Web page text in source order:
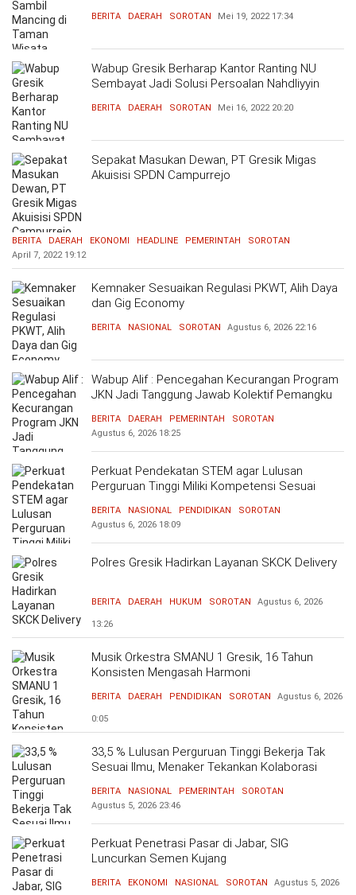
BERITA DAERAH SOROTAN Mei 19, 2022 17:34
Wabup Gresik Berharap Kantor Ranting NU
Sembayat Jadi Solusi Persoalan Nahdliyyin
BERITA DAERAH SOROTAN Mei 16, 2022 20:20
Sepakat Masukan Dewan, PT Gresik Migas
Akuisisi SPDN Campurrejo
BERITA DAERAH EKONOMI HEADLINE PEMERINTAH
SOROTAN
April 7, 2022 19:12
Kemnaker Sesuaikan Regulasi PKWT, Alih Daya
dan Gig Economy
BERITA NASIONAL SOROTAN Agustus 6, 2026 22:16
Wabup Alif : Pencegahan Kecurangan Program
JKN Jadi Tanggung Jawab Kolektif Pemangku
BERITA DAERAH PEMERINTAH
SOROTAN
Agustus 6, 2026 18:25
Perkuat Pendekatan STEM agar Lulusan
Perguruan Tinggi Miliki Kompetensi Sesuai
BERITA NASIONAL PENDIDIKAN
SOROTAN
Agustus 6, 2026 18:09
Polres Gresik Hadirkan Layanan SKCK Delivery
BERITA DAERAH HUKUM SOROTAN Agustus 6, 2026
13:26
Musik Orkestra SMANU 1 Gresik, 16 Tahun
Konsisten Mengasah Harmoni
BERITA DAERAH PENDIDIKAN SOROTAN Agustus 6, 2026
0:05
33,5 % Lulusan Perguruan Tinggi Bekerja Tak
Sesuai Ilmu, Menaker Tekankan Kolaborasi
BERITA NASIONAL PEMERINTAH
SOROTAN
Agustus 5, 2026 23:46
Perkuat Penetrasi Pasar di Jabar, SIG
Luncurkan Semen Kujang
BERITA EKONOMI NASIONAL SOROTAN Agustus 5, 2026